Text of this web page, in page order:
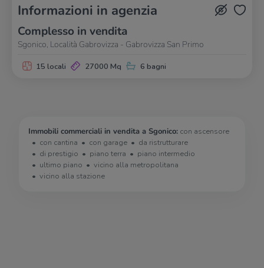
Informazioni in agenzia
Complesso in vendita
Sgonico, Località Gabrovizza - Gabrovizza San Primo
15 locali 27000 Mq 6 bagni
Immobili commerciali in vendita a Sgonico: con ascensore
con cantina
con garage
da ristrutturare
di prestigio
piano terra
piano intermedio
ultimo piano
vicino alla metropolitana
vicino alla stazione